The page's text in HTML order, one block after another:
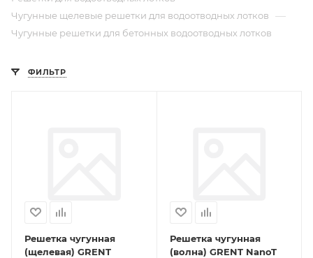
Чугунные щелевые решетки для водоотводных лотков —
Чугунные решетки для бетонных водоотводных лотков
ФИЛЬТР
Решетка чугунная
(щелевая) GRENT
Решетка чугунная
(волна) GRENT NanoT